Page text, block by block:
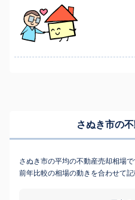
さぬき市の
さぬき市の平均の不動産売却相場で
前年比較の相場の動きを合わせて記